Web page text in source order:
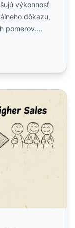
výkonnosť
dôkazu,
pomerov.